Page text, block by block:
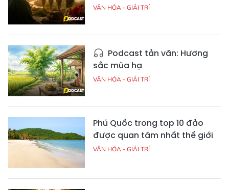
VĂN HÓA - GIẢI TRÍ
Podcast tản văn: Hương
sắc mùa hạ
VĂN HÓA - GIẢI TRÍ
Phú Quốc trong top 10 đảo
được quan tâm nhất thế giới
VĂN HÓA - GIẢI TRÍ